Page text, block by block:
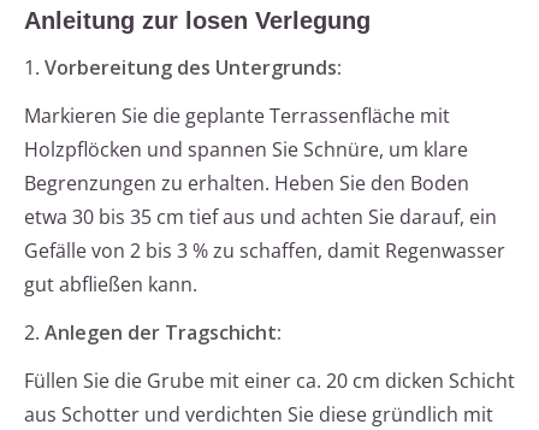
Anleitung zur losen Verlegung
1. Vorbereitung des Untergrunds:
Markieren Sie die geplante Terrassenfläche mit
Holzpflöcken und spannen Sie Schnüre, um klare
Begrenzungen zu erhalten. Heben Sie den Boden
etwa 30 bis 35 cm tief aus und achten Sie darauf, ein
Gefälle von 2 bis 3 % zu schaffen, damit Regenwasser
gut abfließen kann.
2. Anlegen der Tragschicht:
Füllen Sie die Grube mit einer ca. 20 cm dicken Schicht
aus Schotter und verdichten Sie diese gründlich mit